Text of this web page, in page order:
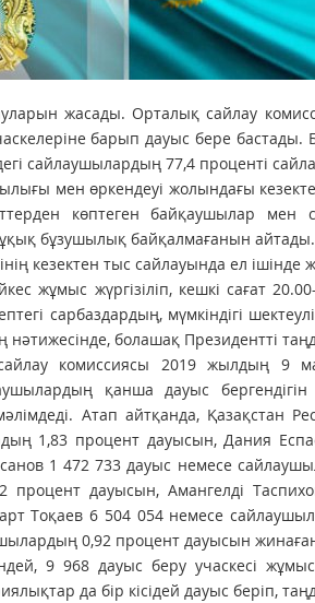
жасады. Орталық сайлау
барып дауыс бере бастады.
сайлаушылардың 77,4 проценті
мен өркендеуі жолындағы
көптеген байқаушылар
бұзушылық байқалмағанын айтады.
кезектен тыс сайлауында ел
жұмыс жүргізіліп, кешкі сағат
сарбаздардың, мүмкіндігі
нәтижесінде, болашақ Президентті
комиссиясы 2019 жылдың 9
қанша дауыс
Атап айтқанда, Қазақстан
1,83 процент дауысын, Дания
1 472 733 дауыс немесе
процент дауысын, Амангелді
Тоқаев 6 504 054 немесе
0,92 процент дауысын
9 968 дауыс беру учаскесі
да бір кісідей дауыс беріп,